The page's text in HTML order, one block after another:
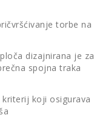
torbe na
dizajnirana je za
spojna traka
koji osigurava